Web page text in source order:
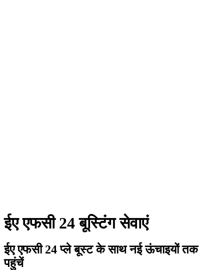
ईए एफसी 24 बूस्टिंग सेवाएं
ईए एफसी 24 प्ले बूस्ट के साथ नई ऊंचाइयों तक
पहुंचें